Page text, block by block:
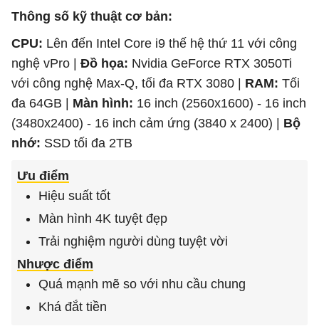
Thông số kỹ thuật cơ bản:
CPU: Lên đến Intel Core i9 thế hệ thứ 11 với công
nghệ vPro | Đồ họa: Nvidia GeForce RTX 3050Ti
với công nghệ Max-Q, tối đa RTX 3080 | RAM: Tối
đa 64GB | Màn hình: 16 inch (2560x1600) - 16 inch
(3480x2400) - 16 inch cảm ứng (3840 x 2400) | Bộ
nhớ: SSD tối đa 2TB
Ưu điểm
Hiệu suất tốt
Màn hình 4K tuyệt đẹp
Trải nghiệm người dùng tuyệt vời
Nhược điểm
Quá mạnh mẽ so với nhu cầu chung
Khá đắt tiền